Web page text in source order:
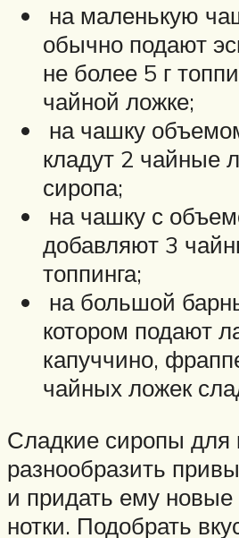
на маленькую
обычно подают
не более 5 г
чайной ложке;
на чашку
кладут 2 чайные
сиропа;
на чашку с
добавляют 3
топпинга;
на большой
котором подают
капуччино,
чайных ложек
Сладкие сиропы для
разнообразить
и придать ему новые
нотки. Подобрать